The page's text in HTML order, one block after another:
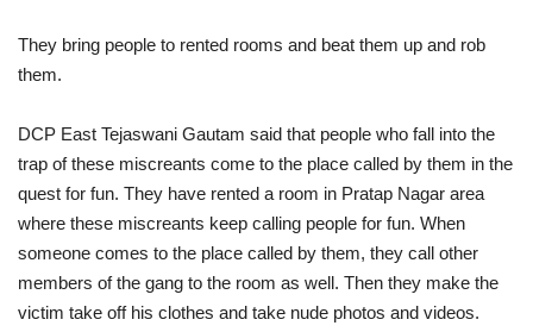
They bring people to rented rooms and beat them up and rob
them.
DCP East Tejaswani Gautam said that people who fall into the
trap of these miscreants come to the place called by them in the
quest for fun. They have rented a room in Pratap Nagar area
where these miscreants keep calling people for fun. When
someone comes to the place called by them, they call other
members of the gang to the room as well. Then they make the
victim take off his clothes and take nude photos and videos.